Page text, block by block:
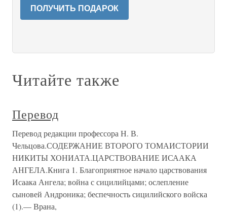
ПОЛУЧИТЬ ПОДАРОК
Читайте также
Перевод
Перевод редакции профессора Н. В.
Чельцова.СОДЕРЖАНИЕ ВТОРОГО ТОМАИСТОРИИ
НИКИТЫ ХОНИАТА.ЦАРСТВОВАНИЕ ИСААКА
АНГЕЛА.Книга 1. Благоприятное начало царствования
Исаака Ангела; война с сицилийцами; ослепление
сыновей Андроника; беспечность сицилийского войска
(1).— Врана,